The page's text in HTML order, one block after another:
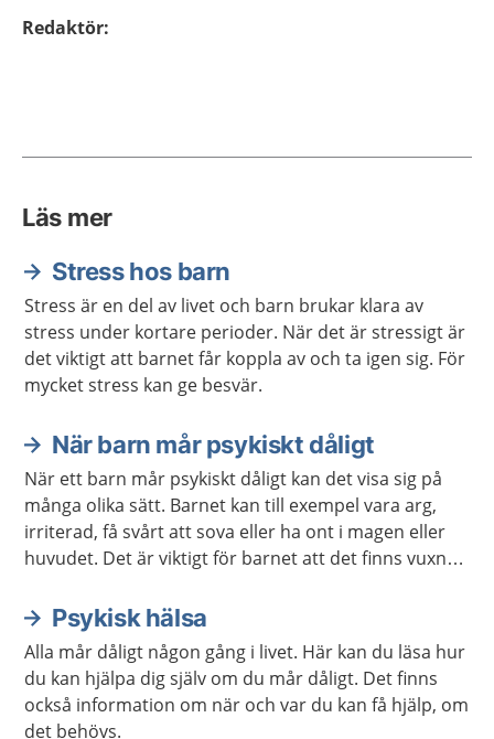
Redaktör:
Läs mer
Stress hos barn
Stress är en del av livet och barn brukar klara av
stress under kortare perioder. När det är stressigt är
det viktigt att barnet får koppla av och ta igen sig. För
mycket stress kan ge besvär.
När barn mår psykiskt dåligt
När ett barn mår psykiskt dåligt kan det visa sig på
många olika sätt. Barnet kan till exempel vara arg,
irriterad, få svårt att sova eller ha ont i magen eller
huvudet. Det är viktigt för barnet att det finns vuxna
och hjälp från sjukvården eller kommunen.
Psykisk hälsa
Alla mår dåligt någon gång i livet. Här kan du läsa hur
du kan hjälpa dig själv om du mår dåligt. Det finns
också information om när och var du kan få hjälp, om
det behövs.